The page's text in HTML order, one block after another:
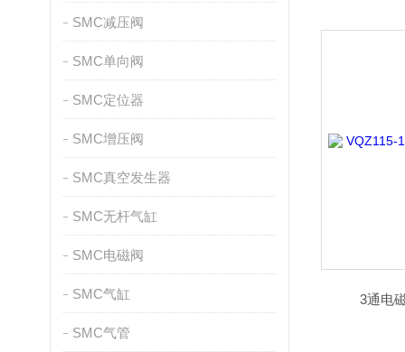
SMC减压阀
SMC单向阀
SMC定位器
SMC增压阀
SMC真空发生器
SMC无杆气缸
SMC电磁阀
SMC气缸
SMC气管
3通电